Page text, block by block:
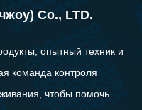
Co., LTD.
опытный техник и
команда контроля
чтобы помочь